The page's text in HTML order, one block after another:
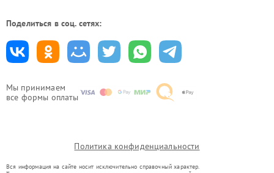
Мы принимаем
все формы оплаты
Поделиться в соц. сетях:
Политика конфиденциальности
Вся информация на сайте носит исключительно справочный характер.